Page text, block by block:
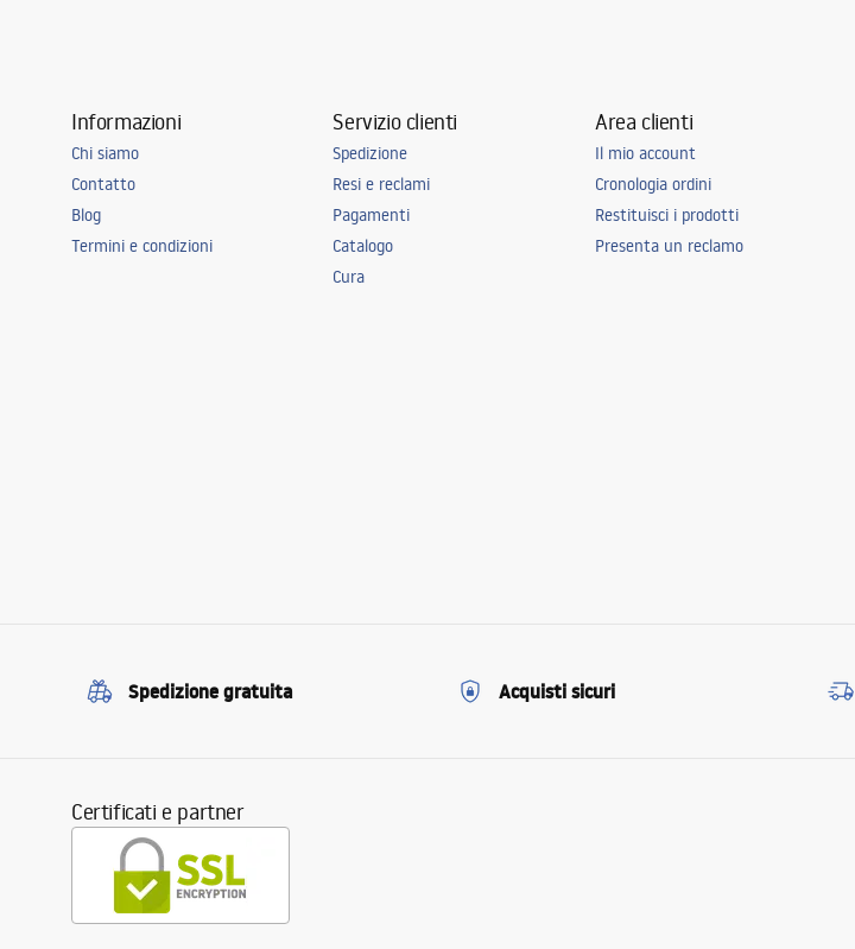
Informazioni
Chi siamo
Contatto
Blog
Termini e condizioni
Servizio clienti
Spedizione
Resi e reclami
Pagamenti
Catalogo
Cura
Area clienti
Il mio account
Cronologia ordini
Restituisci i prodotti
Presenta un reclamo
Spedizione gratuita Acquisti sicuri
Certificati e partner